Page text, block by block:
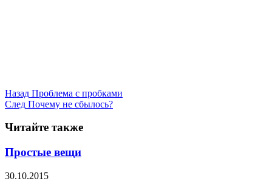
Назад Проблема с пробками
След Почему не сбылось?
Читайте также
Простые вещи
30.10.2015